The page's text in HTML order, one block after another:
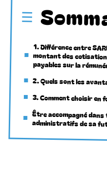
1. Différence entre
montant des
payables sur la
2. Quels sont les
3. Comment choisir
Être accompagné
administratifs de sa